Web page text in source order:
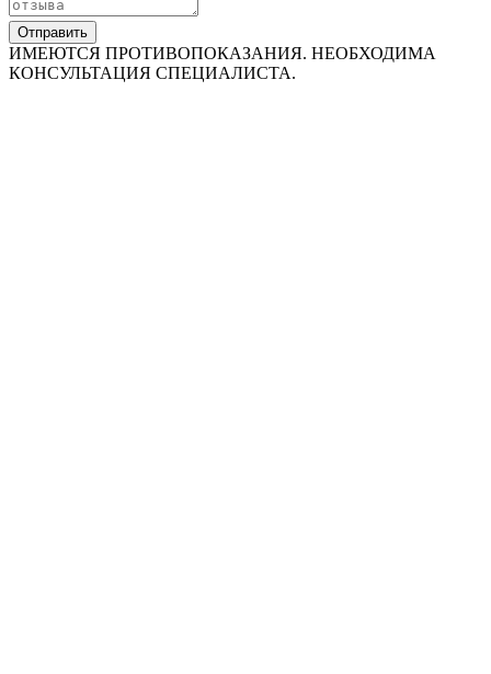
Отправить
ИМЕЮТСЯ ПРОТИВОПОКАЗАНИЯ. НЕОБХОДИМА
КОНСУЛЬТАЦИЯ СПЕЦИАЛИСТА.